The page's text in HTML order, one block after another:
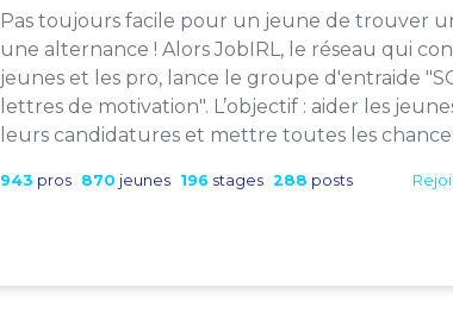
Pas toujours facile pour un jeune de trouver
une alternance ! Alors JobIRL, le réseau qui
jeunes et les pro, lance le groupe d'entraide
lettres de motivation". L’objectif : aider les
leurs candidatures et mettre toutes les
943 pros 870 jeunes 196 stages 288 posts